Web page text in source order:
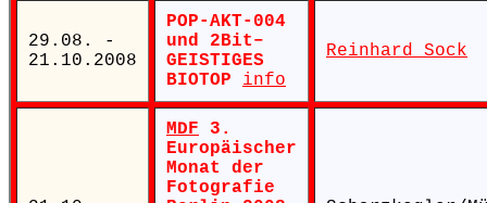
29.08. -
21.10.2008
POP-AKT-004
und 2Bit–
GEISTIGES
BIOTOP
info
Reinhard Sock
MDF 3.
Europäischer
Monat der
Fotografie